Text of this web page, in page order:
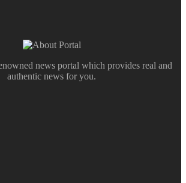
news portal which provides real and
authentic news for you.